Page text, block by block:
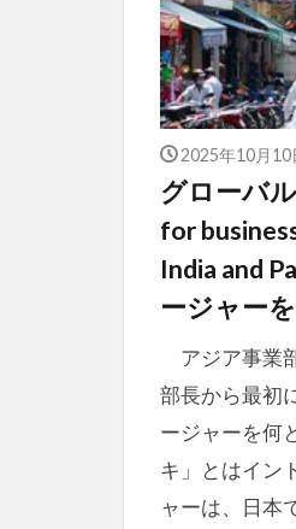
2025年10月10
グローバ
for
India and
ージャー
アジア事業
部長から最初
ージャーを何
キ」とはイン
ャーは、日本